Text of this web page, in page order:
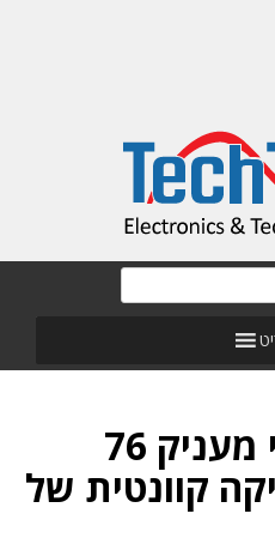
האיחוד האירופי מעניק 76
קוונטית של